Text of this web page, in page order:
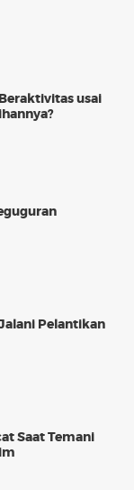
usai
Pelantikan
Saat Temani